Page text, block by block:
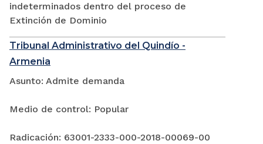
indeterminados dentro del proceso de
Extinción de Dominio
Tribunal Administrativo del Quindío -
Armenia
Asunto: Admite demanda
Medio de control: Popular
Radicación: 63001-2333-000-2018-00069-00